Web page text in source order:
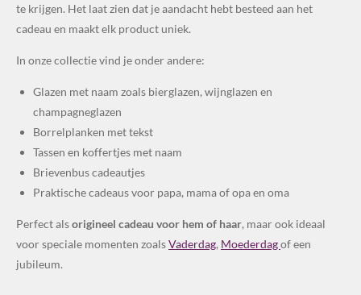
te krijgen. Het laat zien dat je aandacht hebt besteed aan het
cadeau en maakt elk product uniek.
In onze collectie vind je onder andere:
Glazen met naam zoals bierglazen, wijnglazen en
champagneglazen
Borrelplanken met tekst
Tassen en koffertjes met naam
Brievenbus cadeautjes
Praktische cadeaus voor papa, mama of opa en oma
Perfect alsorigineel cadeau voor hem of haar, maar ook ideaal
voor speciale momenten zoalsVaderdag, Moederdagof een
jubileum.